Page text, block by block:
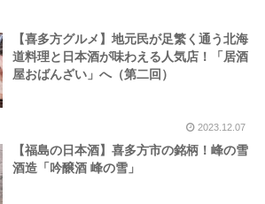
【喜多方グルメ】地元民が足繁く通う北海
道料理と日本酒が味わえる人気店！「居酒
屋おばんざい」へ（第二回）
2023.12.07
【福島の日本酒】喜多方市の銘柄！峰の雪
酒造「吟醸酒 峰の雪」